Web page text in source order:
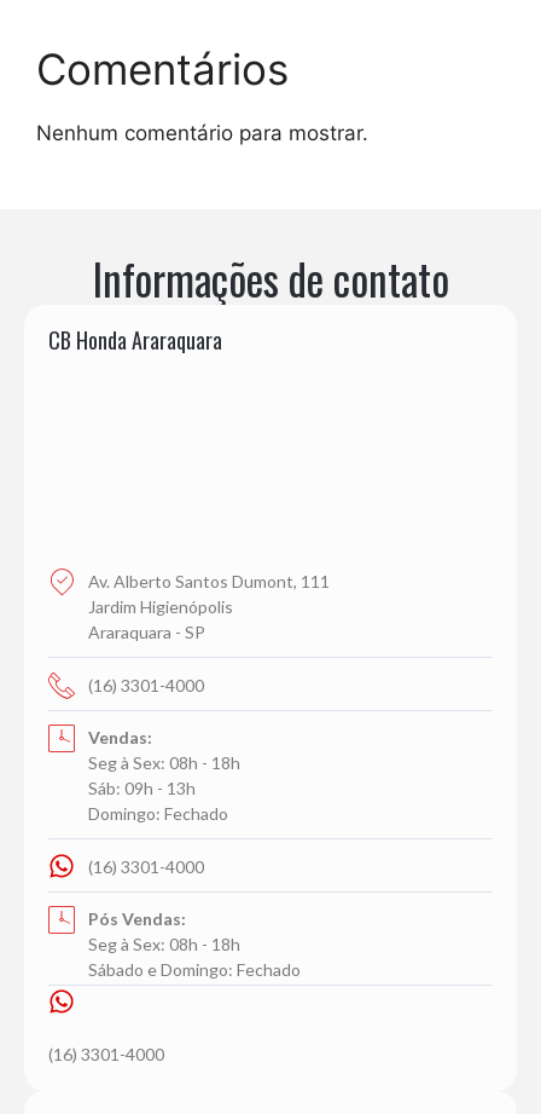
Comentários
Nenhum comentário para mostrar.
Informações de contato
CB Honda Araraquara
Av. Alberto Santos Dumont, 111
Jardim Higienópolis
Araraquara - SP
(16) 3301-4000
Vendas:
Seg à Sex: 08h - 18h
Sáb: 09h - 13h
Domingo: Fechado
(16) 3301-4000
Pós Vendas:
Seg à Sex: 08h - 18h
Sábado e Domingo: Fechado
(16) 3301-4000